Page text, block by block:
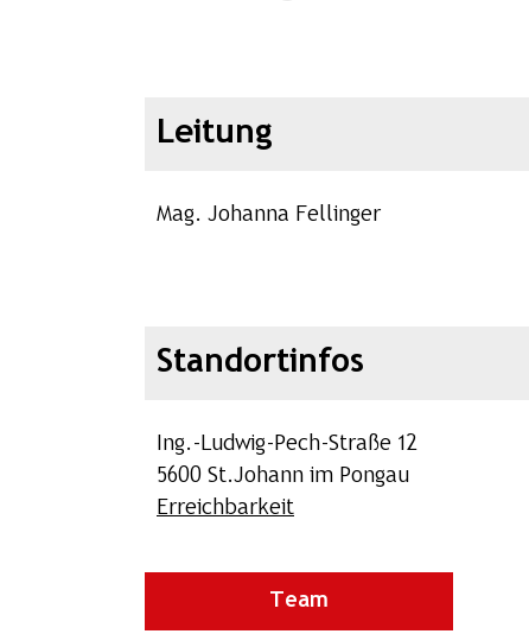
Leitung
Mag. Johanna Fellinger
Standortinfos
Ing.-Ludwig-Pech-Straße 12
5600 St.Johann im Pongau
Erreichbarkeit
Team